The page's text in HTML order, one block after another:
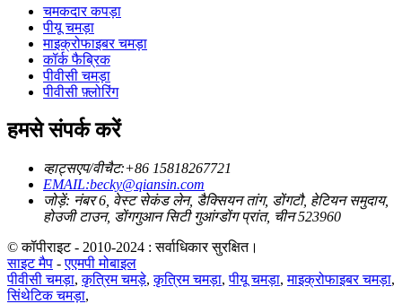
चमकदार कपड़ा
पीयू चमड़ा
माइक्रोफाइबर चमड़ा
कॉर्क फैब्रिक
पीवीसी चमड़ा
पीवीसी फ़्लोरिंग
हमसे संपर्क करें
व्हाट्सएप/वीचैट:+86 15818267721
EMAIL:becky@qiansin.com
जोड़ें: नंबर 6, वेस्ट सेकंड लेन, डैक्सियन तांग, डोंगटौ, हेटियन समुदाय,
होउजी टाउन, डोंगगुआन सिटी गुआंग्डोंग प्रांत, चीन 523960
© कॉपीराइट - 2010-2024 : सर्वाधिकार सुरक्षित।
साइट मैप -एएमपी मोबाइल
पीवीसी चमड़ा,कृत्रिम चमड़े,कृत्रिम चमड़ा,पीयू चमड़ा,माइक्रोफाइबर चमड़ा,
सिंथेटिक चमड़ा,